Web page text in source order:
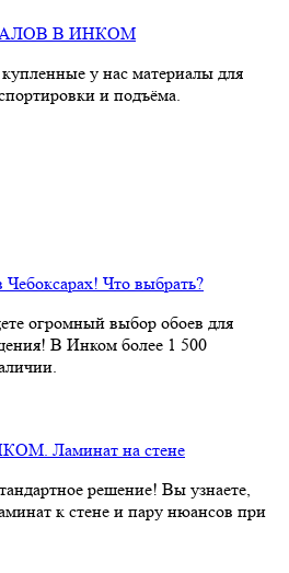
В ИНКОМ
у нас материалы для
и подъёма.
Что выбрать?
огромный выбор обоев для
В Инком более 1 500
Ламинат на стене
решение! Вы узнаете,
к стене и пару нюансов при